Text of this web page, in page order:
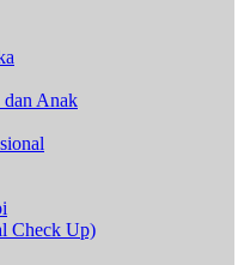
dan Anak
Check Up)